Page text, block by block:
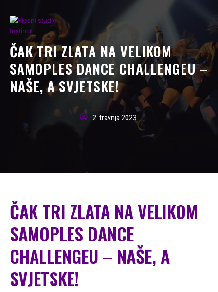
ČAK TRI ZLATA NA VELIKOM
SAMOPLES DANCE CHALLENGEU –
NAŠE, A SVJETSKE!
2. travnja 2023.
ČAK TRI ZLATA NA VELIKOM
SAMOPLES DANCE
CHALLENGEU – NAŠE, A
SVJETSKE!